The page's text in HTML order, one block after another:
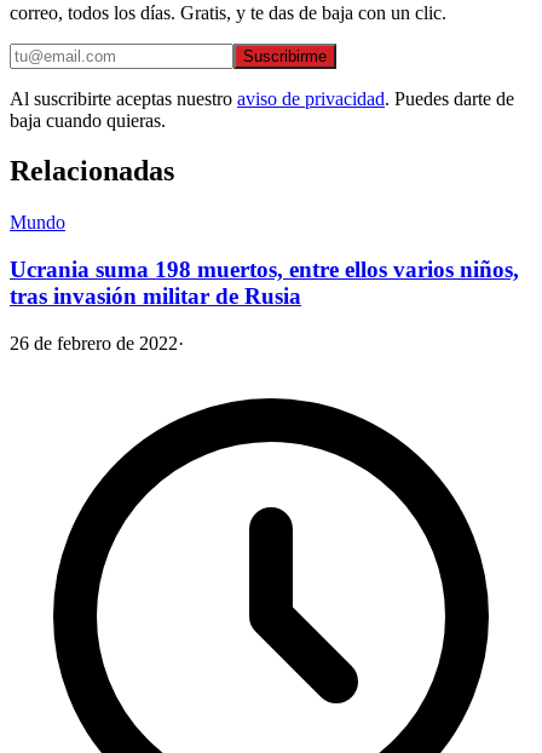
correo, todos los días. Gratis, y te das de baja con un clic.
Suscribirme
Al suscribirte aceptas nuestro aviso de privacidad. Puedes darte de
baja cuando quieras.
Relacionadas
Mundo
Ucrania suma 198 muertos, entre ellos varios niños,
tras invasión militar de Rusia
26 de febrero de 2022·